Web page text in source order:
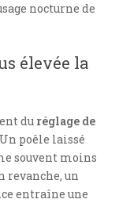
nocturne de
élevée la
du réglage de
poêle laissé
souvent moins
revanche, un
entraîne une